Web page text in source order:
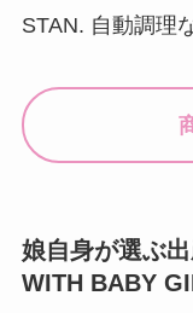
STAN. 自動調理
娘自身が選ぶ
WITH BABY